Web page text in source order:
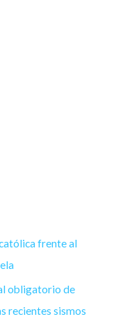
frente al
obligatorio de
recientes sismos